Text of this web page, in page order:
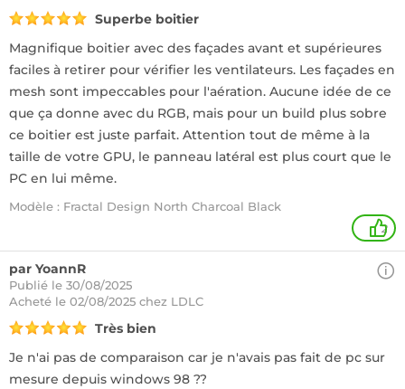
Superbe boitier
Magnifique boitier avec des façades avant et supérieures
faciles à retirer pour vérifier les ventilateurs. Les façades en
mesh sont impeccables pour l'aération. Aucune idée de ce
que ça donne avec du RGB, mais pour un build plus sobre
ce boitier est juste parfait. Attention tout de même à la
taille de votre GPU, le panneau latéral est plus court que le
PC en lui même.
Modèle : Fractal Design North Charcoal Black
2
par YoannR
Publié le 30/08/2025
Acheté le 02/08/2025 chez LDLC
Très bien
Je n'ai pas de comparaison car je n'avais pas fait de pc sur
mesure depuis windows 98 ??